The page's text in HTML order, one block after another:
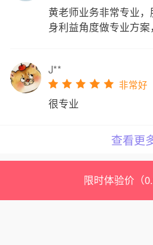
黄老师业务非常专业
身利益角度做专业方案
J**
非常好
很专业
查看更
限时体验价（